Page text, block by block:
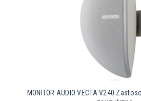
MONITOR AUDIO VECTA V240